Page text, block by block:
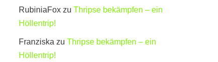
RubiniaFox zu Thripse bekämpfen – ein
Höllentrip!
Franziska zu Thripse bekämpfen – ein
Höllentrip!